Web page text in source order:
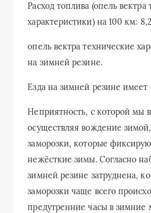
Расход топлива (опель вектра
характеристики) на 100 км:
опель вектра технические
на зимней резине.
Езда на зимней резине имеет
Неприятность, с которой мы
осуществляя вождение
заморозки, которые
нежёсткие зимы. Согласно
зимней резине затруднена,
заморозки чаще всего
предутренние часы в зимние